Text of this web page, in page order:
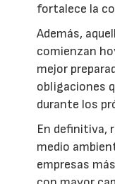
fortalece la
Además,
comienzan
mejor
obligaciones
durante los
En definitiva,
medio
empresas